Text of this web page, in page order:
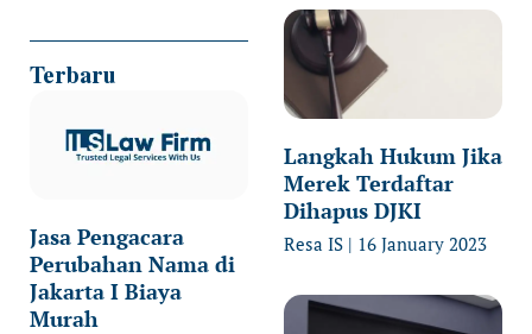
Terbaru
Jasa Pengacara
Perubahan Nama di
Jakarta I Biaya
Murah
Langkah Hukum Jika
Merek Terdaftar
Dihapus DJKI
Resa IS 16 January 2023